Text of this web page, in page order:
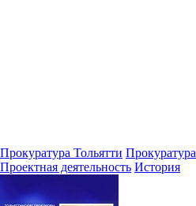
Прокуратура Тольятти Прокуратура
Проектная деятельность История